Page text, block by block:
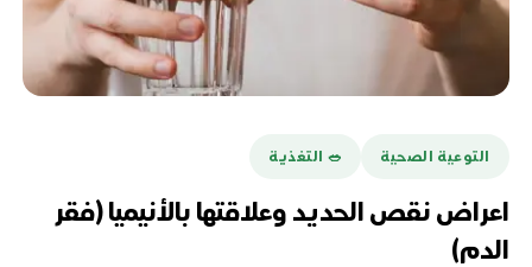
التوعية الصحية 🥗 التغذية
اعراض نقص الحديد وعلاقتها بالأنيميا (فقر
الدم)